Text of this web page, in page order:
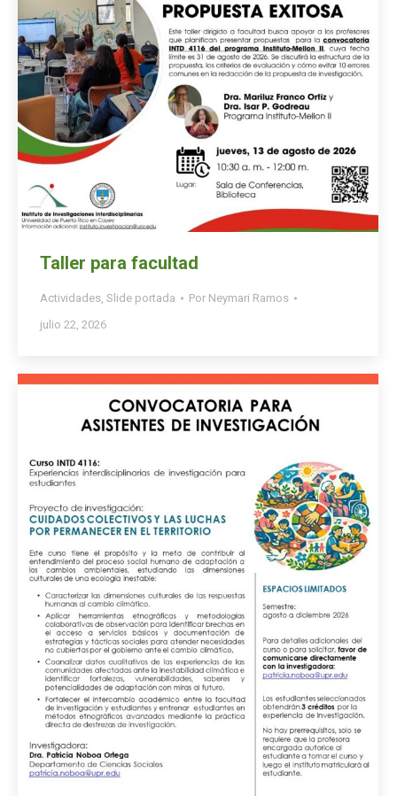
Taller para facultad
Actividades, Slide portada Por Neymari Ramos
julio 22, 2026